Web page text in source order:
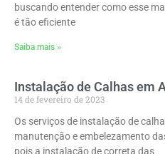
buscando entender como esse
é tão eficiente
Saiba mais »
Instalação de Calhas em
14 de fevereiro de 2023
Os serviços de instalação de
manutenção e embelezamento
pois a instalação de correta das